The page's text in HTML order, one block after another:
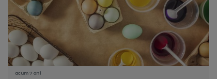
acum 7 ani